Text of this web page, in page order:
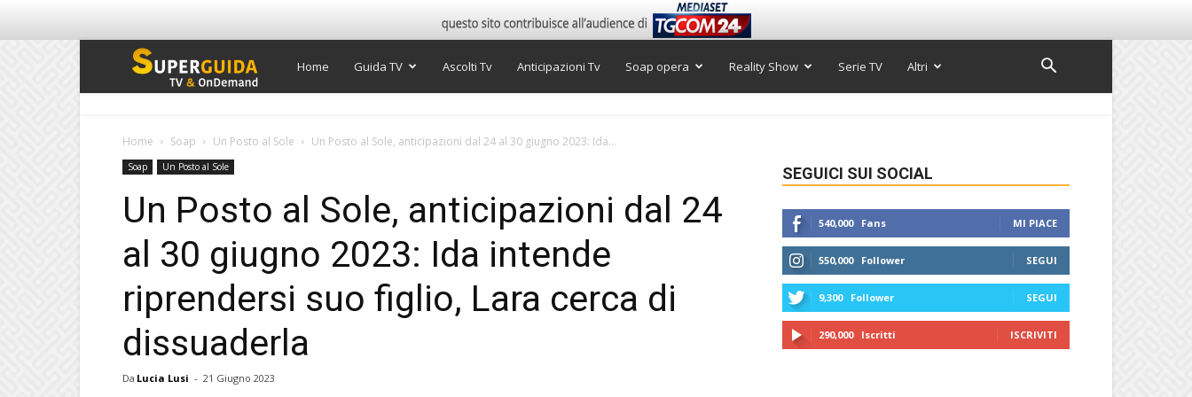
Super
Home Guida TV Ascolti Tv Anticipazioni Tv Soap opera Reality Show Serie TV Altri
Home Soap Un Posto al Sole Un Posto al Sole, anticipazioni dal 24 al 30 giugno 2023: Ida...
Soap Un Posto al Sole
Un Posto al Sole, anticipazioni dal 24
al 30 giugno 2023: Ida intende
riprendersi suo figlio, Lara cerca di
dissuaderla
Da Lucia Lusi - 21 Giugno 2023
SEGUICI SUI SOCIAL
540,000 Fans MI PIACE
550,000 Follower SEGUI
9,300 Follower SEGUI
290,000 Iscritti ISCRIVITI